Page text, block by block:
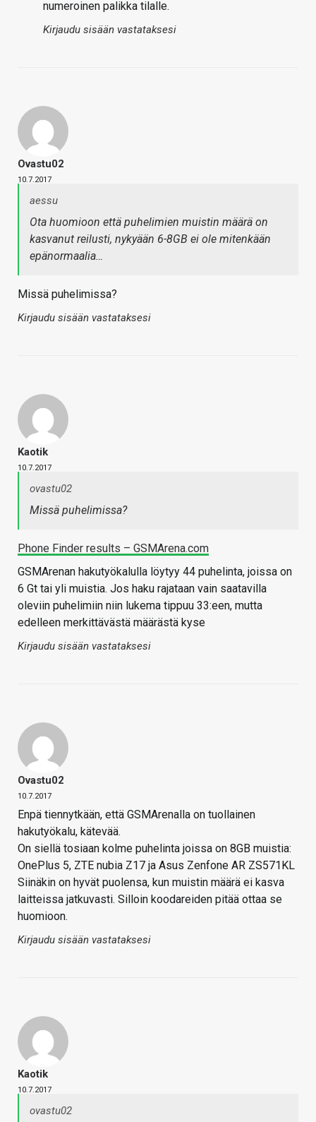
numeroinen palikka tilalle.
Kirjaudu sisään vastataksesi
Ovastu02
10.7.2017
aessu
Ota huomioon että puhelimien muistin määrä on
kasvanut reilusti, nykyään 6-8GB ei ole mitenkään
epänormaalia…
Missä puhelimissa?
Kirjaudu sisään vastataksesi
Kaotik
10.7.2017
ovastu02
Missä puhelimissa?
Phone Finder results – GSMArena.com
GSMArenan hakutyökalulla löytyy 44 puhelinta, joissa on
6 Gt tai yli muistia. Jos haku rajataan vain saatavilla
oleviin puhelimiin niin lukema tippuu 33:een, mutta
edelleen merkittävästä määrästä kyse
Kirjaudu sisään vastataksesi
Ovastu02
10.7.2017
Enpä tiennytkään, että GSMArenalla on tuollainen
hakutyökalu, kätevää.
On siellä tosiaan kolme puhelinta joissa on 8GB muistia:
OnePlus 5, ZTE nubia Z17 ja Asus Zenfone AR ZS571KL
Siinäkin on hyvät puolensa, kun muistin määrä ei kasva
laitteissa jatkuvasti. Silloin koodareiden pitää ottaa se
huomioon.
Kirjaudu sisään vastataksesi
Kaotik
10.7.2017
ovastu02